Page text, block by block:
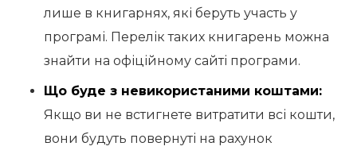
лише в книгарнях, які беруть участь у
програмі. Перелік таких книгарень можна
знайти на офіційному сайті програми.
Що буде з невикористаними коштами:
Якщо ви не встигнете витратити всі кошти,
вони будуть повернуті на рахунок